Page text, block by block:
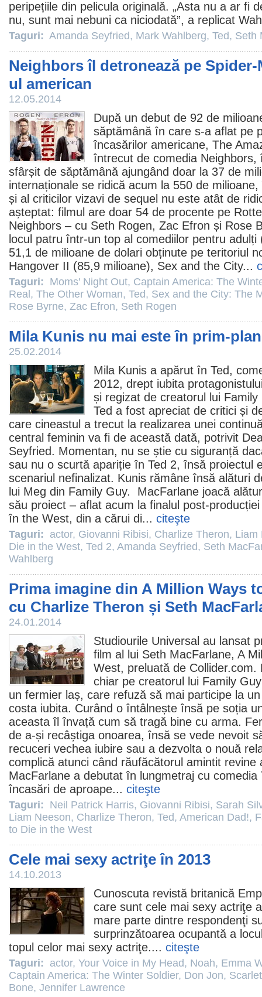
peripețiile din pelicula originală. „Asta nu a ar fi
nu, sunt mai nebuni ca niciodată”, a replicat
Taguri: Amanda Seyfried, Mark Wahlberg, Ted, Seth
Neighbors îl detronează pe
ul american
12.05.2014
După un debut de 92 de
săptămână în care s-a aflat pe
încasărilor americane, The
întrecut de comedia Neighbors,
sfârșit de săptămână ajungând doar la 37 de
internaționale se ridică acum la 550 de
și al criticilor vizavi de sequel nu este atât de
așteptat: filmul are doar 54 de procente pe
Neighbors – cu Seth Rogen, Zac Efron și Rose
locul patru într-un top al comediilor pentru
51,1 de milioane de dolari obținute pe teritoriul
Hangover II (85,9 milioane), Sex and the City...
Taguri: Moms' Night Out, Captain America: The
Real , The Other Woman, Ted, Sex and the City: The
Rose Byrne, Zac Efron, Seth Rogen
Mila Kunis nu mai este în prim-
25.02.2014
Mila Kunis a apărut în Ted,
2012, drept iubita
și regizat de creatorul lui Family
Ted a fost apreciat de critici și
care cineastul a trecut la realizarea unei
central feminin va fi de această dată, potrivit
Seyfried. Momentan, nu se știe cu siguranță
sau nu o scurtă apariție în Ted 2, însă proiectul
scenariul nefinalizat. Kunis rămâne însă alături
lui Meg din Family Guy. MacFarlane joacă
său proiect – aflat acum la finalul post-
în the West, din a cărui di... citeşte
Taguri: actor, Giovanni Ribisi, Charlize Theron, Liam
Die in the West, Ted 2, Amanda Seyfried, Seth
Wahlberg
Prima imagine din A Million Ways
cu Charlize Theron și Seth
24.01.2014
Studiourile Universal au lansat
film al lui Seth MacFarlane, A
West, preluată de Collider.com.
chiar pe creatorul lui Family Guy
un fermier laș, care refuză să mai participe la
costa iubita. Curând o întâlnește însă pe soția
aceasta îl învață cum să tragă bine cu arma.
de a-și recâștiga onoarea, însă se vede nevoit
recuceri vechea iubire sau a dezvolta o nouă
complică atunci când răufăcătorul amintit revine
MacFarlane a debutat în lungmetraj cu comedia
încasări de aproape... citeşte
Taguri: Neil Patrick Harris, Giovanni Ribisi, Sarah
Liam Neeson, Charlize Theron, Ted, American Dad!,
to Die in the West
Cele mai sexy actriţe în 2013
14.10.2013
Cunoscuta revistă britanică
care sunt cele mai sexy actriţe
mare parte dintre respondenţi
surprinzătoarea ocupantă a
topul celor mai sexy actriţe.... citeşte
Taguri: actor, Your Voice in My Head, Noah, Emma
Captain America: The Winter Soldier, Don Jon,
Bone, Jennifer Lawrence